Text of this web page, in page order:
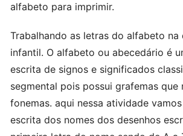
alfabeto para imprimir.
Trabalhando as letras do alfabeto na
infantil. O alfabeto ou abecedário é
escrita de signos e significados
segmental pois possui grafemas que
fonemas. aqui nessa atividade
escrita dos nomes dos desenhos